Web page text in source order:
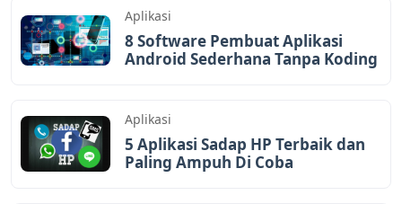
Aplikasi
8 Software Pembuat Aplikasi
Android Sederhana Tanpa Koding
Aplikasi
5 Aplikasi Sadap HP Terbaik dan
Paling Ampuh Di Coba